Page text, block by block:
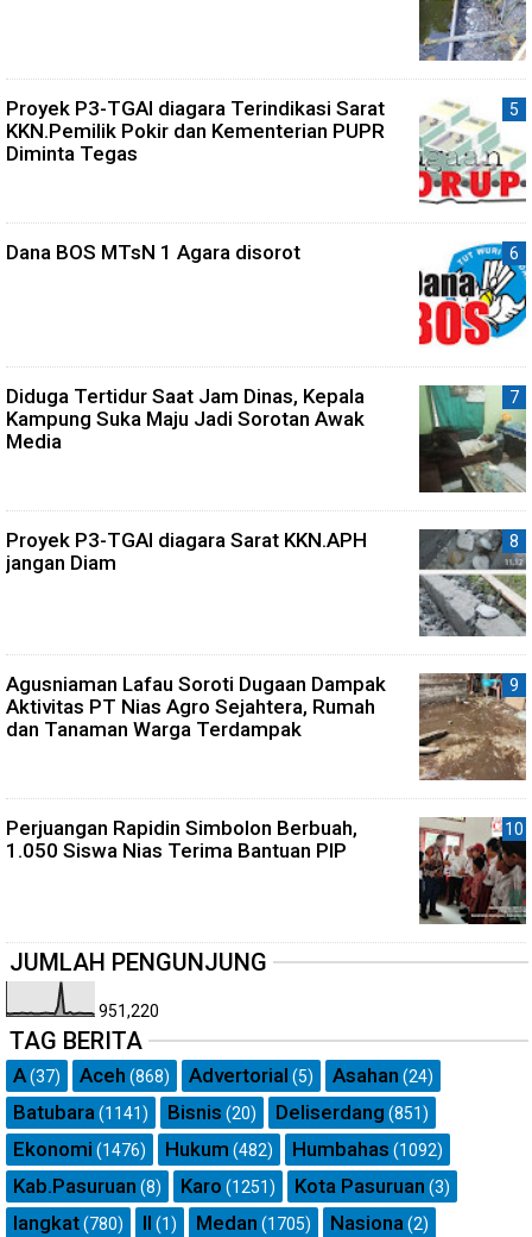
Proyek P3-TGAI diagara Terindikasi Sarat
KKN.Pemilik Pokir dan Kementerian PUPR
Diminta Tegas
Dana BOS MTsN 1 Agara disorot
Diduga Tertidur Saat Jam Dinas, Kepala
Kampung Suka Maju Jadi Sorotan Awak
Media
Proyek P3-TGAI diagara Sarat KKN.APH
jangan Diam
Agusniaman Lafau Soroti Dugaan Dampak
Aktivitas PT Nias Agro Sejahtera, Rumah
dan Tanaman Warga Terdampak
Perjuangan Rapidin Simbolon Berbuah,
1.050 Siswa Nias Terima Bantuan PIP
JUMLAH PENGUNJUNG
951,220
TAG BERITA
A(37) Aceh (868) Advertorial (5) Asahan (24)
Batubara (1141) Bisnis (20) Deliserdang (851)
Ekonomi (1476) Hukum (482) Humbahas (1092)
Kab.Pasuruan (8) Karo (1251) Kota Pasuruan (3)
langkat(780) ll (1) Medan (1705) Nasiona (2)